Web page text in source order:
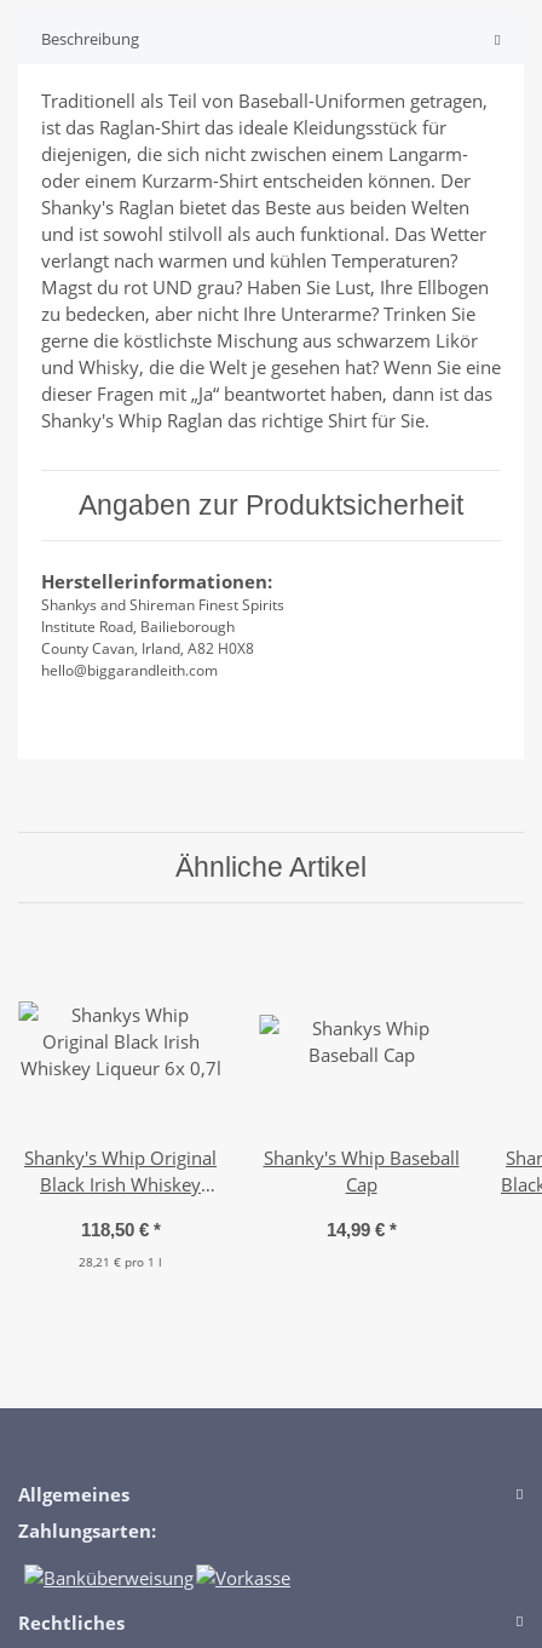
Beschreibung
Traditionell als Teil von Baseball-Uniformen getragen,
ist das Raglan-Shirt das ideale Kleidungsstück für
diejenigen, die sich nicht zwischen einem Langarm-
oder einem Kurzarm-Shirt entscheiden können. Der
Shanky's Raglan bietet das Beste aus beiden Welten
und ist sowohl stilvoll als auch funktional. Das Wetter
verlangt nach warmen und kühlen Temperaturen?
Magst du rot UND grau? Haben Sie Lust, Ihre Ellbogen
zu bedecken, aber nicht Ihre Unterarme? Trinken Sie
gerne die köstlichste Mischung aus schwarzem Likör
und Whisky, die die Welt je gesehen hat? Wenn Sie eine
dieser Fragen mit „Ja“ beantwortet haben, dann ist das
Shanky's Whip Raglan das richtige Shirt für Sie.
Angaben zur Produktsicherheit
Herstellerinformationen:
Shankys and Shireman Finest Spirits
Institute Road, Bailieborough
County Cavan, Irland, A82 H0X8
hello@biggarandleith.com
Ähnliche Artikel
Shanky's Whip Original
Black Irish Whiskey
118,50 € *
28,21 € pro 1 l
Shanky's Whip Baseball
Cap
14,99 € *
Allgemeines
Zahlungsarten:
Rechtliches